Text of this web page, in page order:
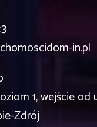
in.pl
1, wejście
Zdrój